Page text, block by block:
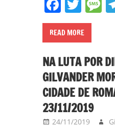
READ MORE
NA LUTA POR
GILVANDER
CIDADE DE
23/11/2019
24/11/2019